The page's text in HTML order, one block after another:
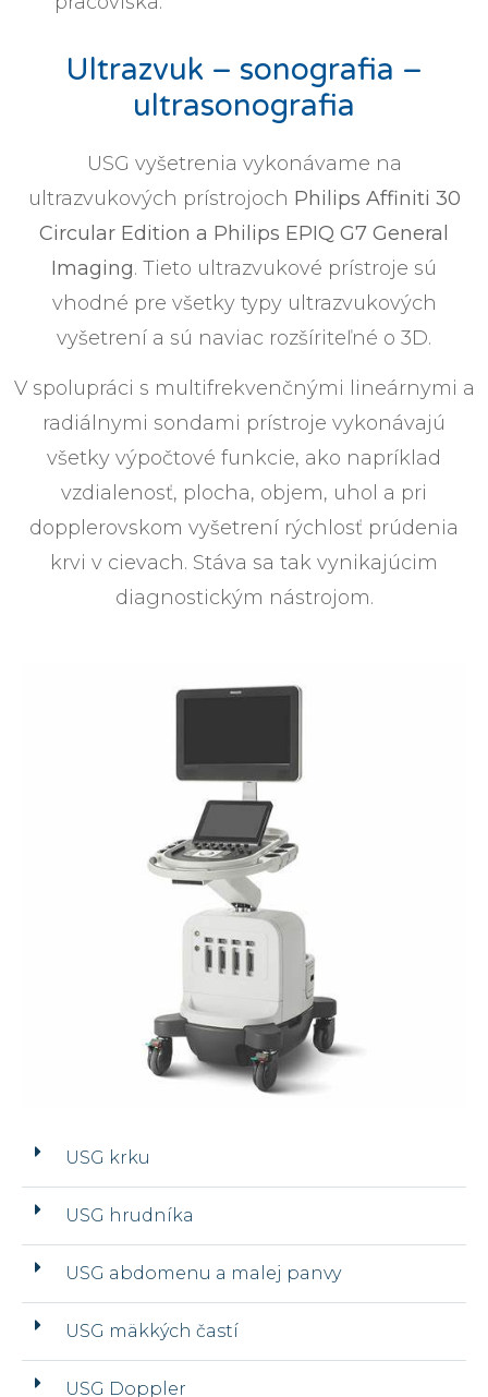
Ultrazvuk – sonografia –
ultrasonografia
USG vyšetrenia vykonávame na
ultrazvukových prístrojoch Philips Affiniti 30
Circular Edition a Philips EPIQ G7 General
Imaging. Tieto ultrazvukové prístroje sú
vhodné pre všetky typy ultrazvukových
vyšetrení a sú naviac rozšíriteľné o 3D.
V spolupráci s multifrekvenčnými lineárnymi a
radiálnymi sondami prístroje vykonávajú
všetky výpočtové funkcie, ako napríklad
vzdialenosť, plocha, objem, uhol a pri
dopplerovskom vyšetrení rýchlosť prúdenia
krvi v cievach. Stáva sa tak vynikajúcim
diagnostickým nástrojom.
USG krku
USG hrudníka
USG abdomenu a malej panvy
USG mäkkých častí
USG Doppler